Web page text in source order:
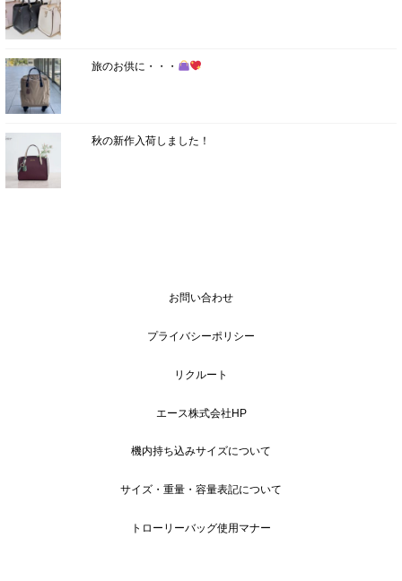
旅のお供に・・・
秋の新作入荷しました！
お問い合わせ
プライバシーポリシー
リクルート
エース株式会社HP
機内持ち込みサイズについて
サイズ・重量・容量表記について
トローリーバッグ使用マナー